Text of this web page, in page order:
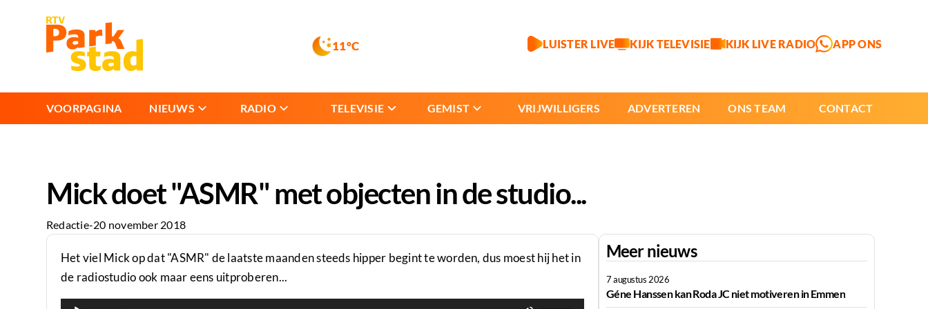
11°C LUISTER LIVE KIJK TELEVISIE KIJK LIVE RADIO APP ONS
VOORPAGINA NIEUWS RADIO TELEVISIE GEMIST VRIJWILLIGERS ADVERTEREN ONS TEAM CONTACT
Mick doet "ASMR" met objecten in de studio...
Redactie-20 november 2018
Het viel Mick op dat "ASMR" de laatste maanden steeds hipper begint te worden, dus moest hij het in
de radiostudio ook maar eens uitproberen...
Meer nieuws
7 augustus 2026
Géne Hanssen kan Roda JC niet motiveren in Emmen